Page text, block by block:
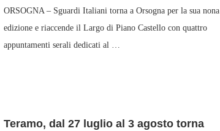
ORSOGNA – Sguardi Italiani torna a Orsogna per la sua nona
edizione e riaccende il Largo di Piano Castello con quattro
appuntamenti serali dedicati al …
Teramo, dal 27 luglio al 3 agosto torna